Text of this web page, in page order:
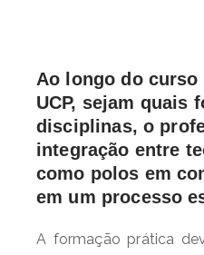
Ao longo do curso
UCP, sejam quais
disciplinas, o
integração entre
como polos em
em um processo
A formação prática